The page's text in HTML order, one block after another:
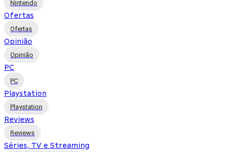
Nintendo
Ofertas
Ofertas
Opinião
Opinião
PC
PC
Playstation
Playstation
Reviews
Reviews
Séries, TV e Streaming